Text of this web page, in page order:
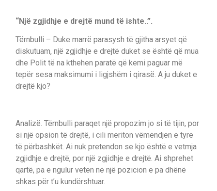
“Një zgjidhje e drejtë mund të ishte..”.
Tërnbulli – Duke marrë parasysh të gjitha arsyet që
diskutuam, një zgjidhje e drejtë duket se është që mua
dhe Polit të na kthehen paratë që kemi paguar më
tepër sesa maksimumi i ligjshëm i qirasë. A ju duket e
drejtë kjo?
Analizë. Tërnbulli paraqet një propozim jo si të tijin, por
si një opsion të drejtë, i cili meriton vëmendjen e tyre
të përbashkët. Ai nuk pretendon se kjo është e vetmja
zgjidhje e drejtë, por një zgjidhje e drejtë. Ai shprehet
qartë, pa e ngulur veten në një pozicion e pa dhënë
shkas për t’u kundërshtuar.